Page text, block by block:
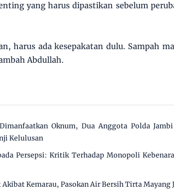
yang harus dipastikan sebelum
harus ada kesepakatan dulu. Sampah
Abdullah.
Oknum, Dua Anggota Polda
Kelulusan
Persepsi: Kritik Terhadap Monopoli
Kemarau, Pasokan Air Bersih Tirta Mayang